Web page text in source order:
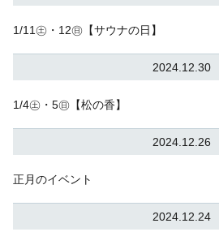
1/11㊏・12㊐【サウナの日】
2024.12.30
1/4㊏・5㊐【松の香】
2024.12.26
正月のイベント
2024.12.24